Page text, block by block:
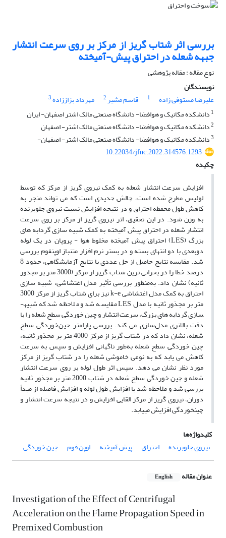
بررسی اثر شتاب گریز از مرکز بر روی سرعت انتشار
جبهه شعله در احتراق پیش-آمیخته
نوع مقاله : مقاله پژوهشی
نویسندگان
علیرضا مستوفی زاده
1 قاسم مشیر2 مهرداد بزاززاده3
1 دانشکده مکانیک و هوافضا- دانشگاه صنعتی مالک اشتر اصفهان- ایران
2دانشکده مکانیک و هوافضا- دانشگاه صنعتی مالک اشتر- اصفهان
3دانشکده مکانیک و هوافضا- دانشگاه صنعتی مالک اشتر- اصفهان-
10.22034/jfnc.2022.314576.1293
چکیده
افزایش سرعت انتشار شعله به کمک نیروی گریز از مرکز که توسط
لوئیس مطرح شده ­است، چالش جدیدی است که می ­تواند منجر به
کاهش طول محفظه احتراق و در نتیجه افزایش نسبت نیروی جلوبرنده
به وزن شود. در این تحقیق، اثر نیروی گریز از مرکز بر روی سرعت
انتشار شعله در احتراق پیش­ آمیخته به کمک شبیه­ سازی گردابه­ های
بزرگ (LES) احتراق پیش­ آمیخته مخلوط هوا - پروپان در یک لوله
دوبعدی با دو انتهای بسته و در بستر نرم­ افزار متن­باز اوپنفوم بررسی
شد. مقایسه نتایج حاصل از حل عددی با نتایج آزمایشگاهی، حدود 8
درصد خطا را در بحرانی ­ترین شتاب گریز از مرکز (3000 متر بر مجذور
ثانیه) نشان داد. به‌منظور بررسی تأثیر مدل اغتشاشی، شبیه سازی
احتراق به کمک مدل اغتشاشی k-e نیز برای شتاب گریز از مرکز 3000
متر بر مجذور ثانیه با مدل LES مقایسه ­شد و ملاحظه ­شد که شبیه­
سازی گردابه­ های بزرگ، سرعت انتشار و چین­ خوردگی سطح شعله را با
دقت بالاتری مدل‌سازی می­ کند. بررسی پارامتر چین‌خوردگی سطح
شعله، نشان­ داد که در شتاب گریز از مرکز 4000 متر بر مجذور ثانیه‌،
چین­ خوردگی سطح شعله به‌طور ناگهانی افزایش و سپس به سرعت
کاهش می­ یابد که به نوعی خاموشی شعله را در شتاب گریز از مرکز
مورد نظر نشان می­ دهد. سپس اثر طول لوله بر روی سرعت انتشار
شعله و چین­ خوردگی سطح شعله در شتاب 2000 متر بر مجذور ثانیه
بررسی شد و ملاحظه شد با افزایش طول لوله و افزایش فاصله از مبدأ
دوران، نیروی گریز از مرکز القایی افزایش و در نتیجه سرعت انتشار و
چین­خوردگی افزایش می­یابد.
کلیدواژه‌ها
نیروی جلوبرنده
احتراق پیش آمیخته اوپن فوم چین خوردگی
عنوان مقاله English
Investigation of the Effect of Centrifugal
Acceleration on the Flame Propagation Speed in
Premixed Combustion